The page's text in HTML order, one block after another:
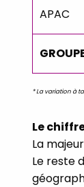
APAC
*La variation à
Le
La
Le reste